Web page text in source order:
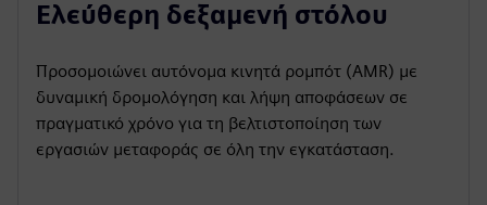
Ελεύθερη δεξαμενή στόλου
Προσομοιώνει αυτόνομα κινητά ρομπότ (AMR) με
δυναμική δρομολόγηση και λήψη αποφάσεων σε
πραγματικό χρόνο για τη βελτιστοποίηση των
εργασιών μεταφοράς σε όλη την εγκατάσταση.